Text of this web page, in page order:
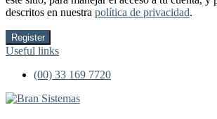
descritos en nuestra política de privacidad.
Register
Useful links
(00) 33 169 7720